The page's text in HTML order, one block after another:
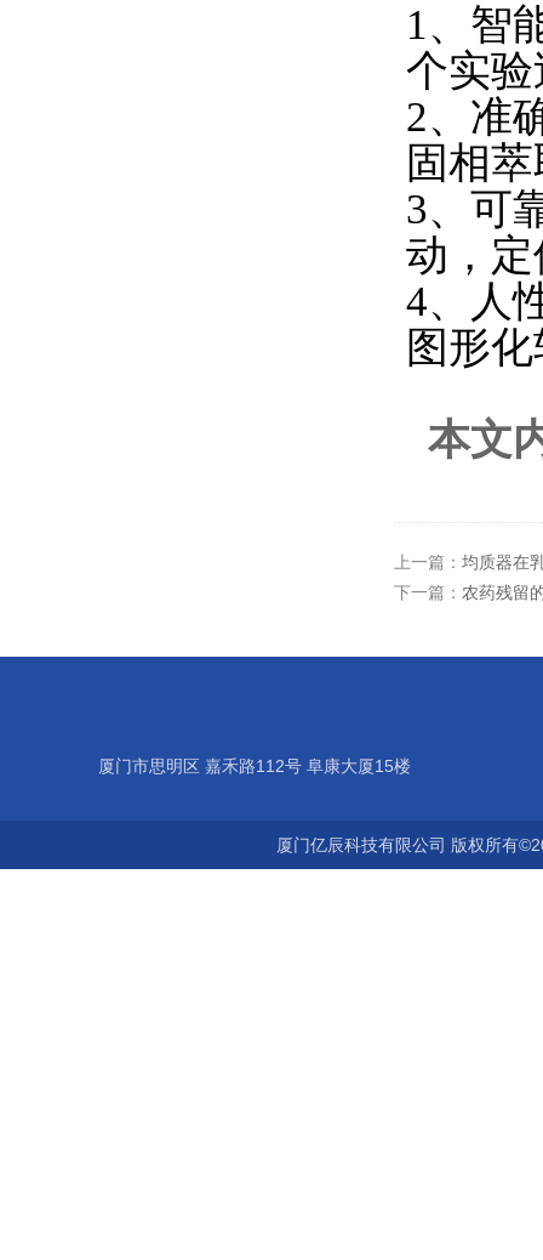
1、智
个实
2、准
固相
3、可
动，
4、人
图形
本文
上一篇： 均质器在
下一篇： 农药残留
厦门市思明区 嘉禾路112号 阜康大厦15楼
厦门亿辰科技有限公司 版权所有